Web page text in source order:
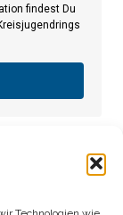
findest Du